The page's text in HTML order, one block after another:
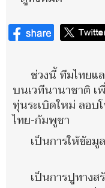
ช่วงนี้ ทีมไทยแ
บนเวทีนานาชาติ เ
ทุ่นระเบิดใหม่ ลอ
ไทย-กัมพูชา
เป็นการให้ข้อมู
เป็นการปูทาง